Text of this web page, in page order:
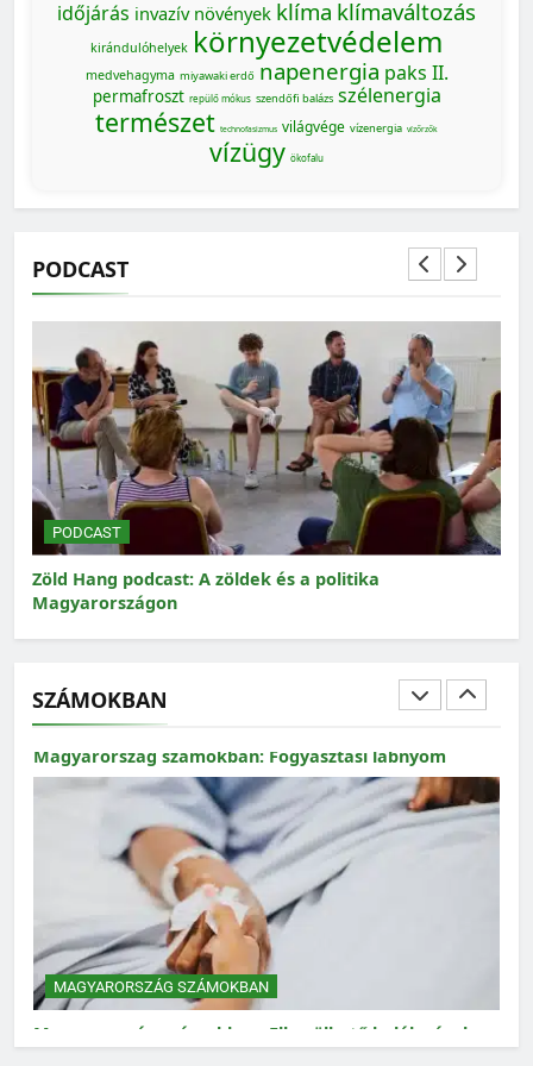
időjárás invazív növények klíma klímaváltozás
kirándulóhelyek környezetvédelem
medvehagyma miyawaki erdő napenergia paks II.
permafroszt repülő mókus szendőfi balázs szélenergia
természet technofasizmus világvége vízenergia vízőrzők
vízügy ökofalu
PODCAST
A zöldek és a politika
PODCAST
Zöld Hang podcast: Mit
SZÁMOKBAN
MAGYARORSZÁG SZÁMOKBAN
Magyarország számokban: a nők szerepvállalása a
közéletben
MAGYARORSZÁG SZÁMOKBAN
Magyarország számokban: Fogyasztási lábnyom
MAGYARORSZÁG SZÁMOKBAN
Magyarország számokban: Elkerülhető halálozások